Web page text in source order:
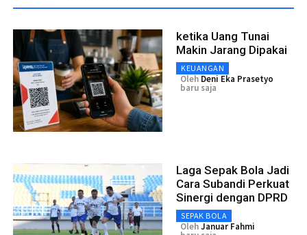
ketika Uang Tunai
Makin Jarang Dipakai
KEUANGAN
Oleh Deni Eka Prasetyo
baru saja
Laga Sepak Bola Jadi
Cara Subandi Perkuat
Sinergi dengan DPRD
SEPAK BOLA
OlehJanuar Fahmi